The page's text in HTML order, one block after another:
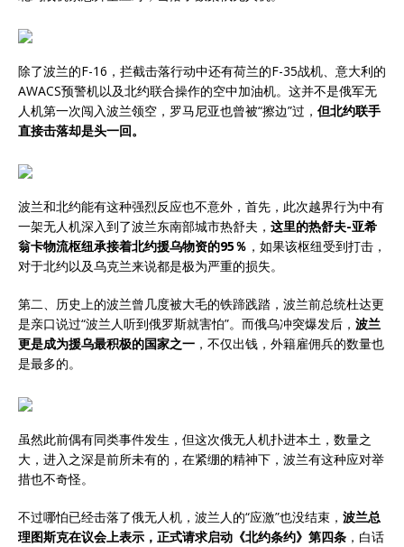
除了波兰的F-16，拦截击落行动中还有荷兰的F-35战机、意大利的
AWACS预警机以及北约联合操作的空中加油机。这并不是俄军无
人机第一次闯入波兰领空，罗马尼亚也曾被“擦边”过， 但北约联手
直接击落却是头一回。
波兰和北约能有这种强烈反应也不意外，首先，此次越界行为中有
一架无人机深入到了波兰东南部城市热舒夫， 这里的热舒夫-亚希
翁卡物流枢纽承接着北约援乌物资的95％ ，如果该枢纽受到打击，
对于北约以及乌克兰来说都是极为严重的损失。
第二、历史上的波兰曾几度被大毛的铁蹄践踏，波兰前总统杜达更
是亲口说过“波兰人听到俄罗斯就害怕”。而俄乌冲突爆发后， 波兰
更是成为援乌最积极的国家之一 ，不仅出钱，外籍雇佣兵的数量也
是最多的。
虽然此前偶有同类事件发生，但这次俄无人机扑进本土，数量之
大，进入之深是前所未有的，在紧绷的精神下，波兰有这种应对举
措也不奇怪。
不过哪怕已经击落了俄无人机，波兰人的“应激”也没结束， 波兰总
理图斯克在议会上表示，正式请求启动《北约条约》第四条 ，白话